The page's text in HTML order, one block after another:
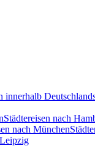
innerhalb
Städtereisen nach
nach München